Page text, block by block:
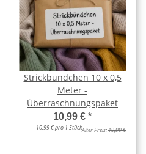
Strickbündchen 10 x 0,5
Meter -
Überraschnungspaket
10,99 € *
10,99 € pro 1 StückAlter Preis:19,99 €